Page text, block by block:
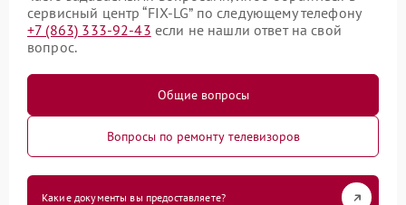
сервисный центр “FIX-LG” по следующему телефону
+7 (863) 333-92-43 если не нашли ответ на свой
вопрос.
Общие вопросы
Вопросы по ремонту телевизоров
Какие документы вы предоставляете?